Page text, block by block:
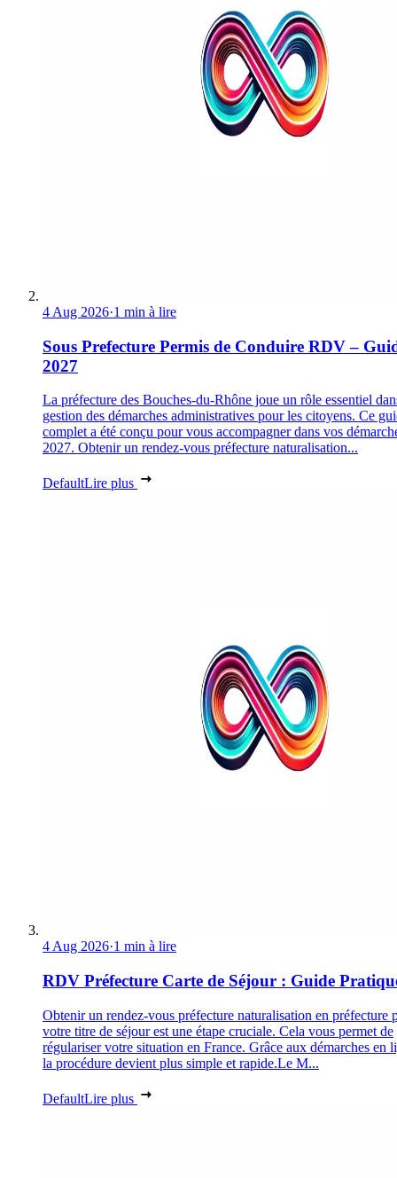
4 Aug 2026·1 min à lire
Sous Prefecture Permis de Conduire RDV –
2027
La préfecture des Bouches-du-Rhône joue un rôle essentiel
gestion des démarches administratives pour les citoyens. Ce
complet a été conçu pour vous accompagner dans vos
2027. Obtenir un rendez-vous préfecture naturalisation...
DefaultLire plus
4 Aug 2026·1 min à lire
RDV Préfecture Carte de Séjour : Guide
Obtenir un rendez-vous préfecture naturalisation en préfecture
votre titre de séjour est une étape cruciale. Cela vous permet de
régulariser votre situation en France. Grâce aux démarches en
la procédure devient plus simple et rapide.Le M...
DefaultLire plus